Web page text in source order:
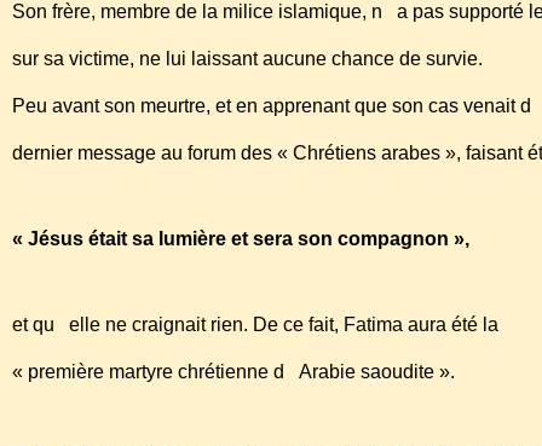
Son frère, membre de la milice islamique, n a pas
sur sa victime, ne lui laissant aucune chance de survie.
Peu avant son meurtre, et en apprenant que son cas venait
dernier message au forum des « Chrétiens arabes », faisant
« Jésus était sa lumière et sera son compagnon »,
et qu elle ne craignait rien. De ce fait, Fatima aura été la
« première martyre chrétienne d Arabie saoudite ».